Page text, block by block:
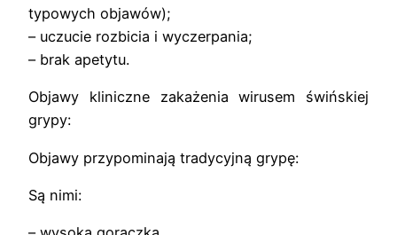
typowych objawów);
– uczucie rozbicia i wyczerpania;
– brak apetytu.
Objawy kliniczne zakażenia wirusem świńskiej
grypy:
Objawy przypominają tradycyjną grypę:
Są nimi: